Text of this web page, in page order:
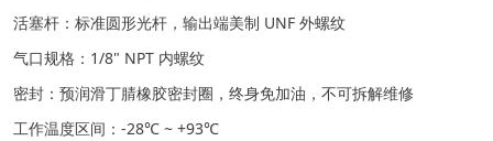
活塞杆：标准圆形光杆，输出端美制 UNF 外螺纹
气口规格：1/8" NPT 内螺纹
密封：预润滑丁腈橡胶密封圈，终身免加油，不可拆解维修
工作温度区间：-28℃ ~ +93℃